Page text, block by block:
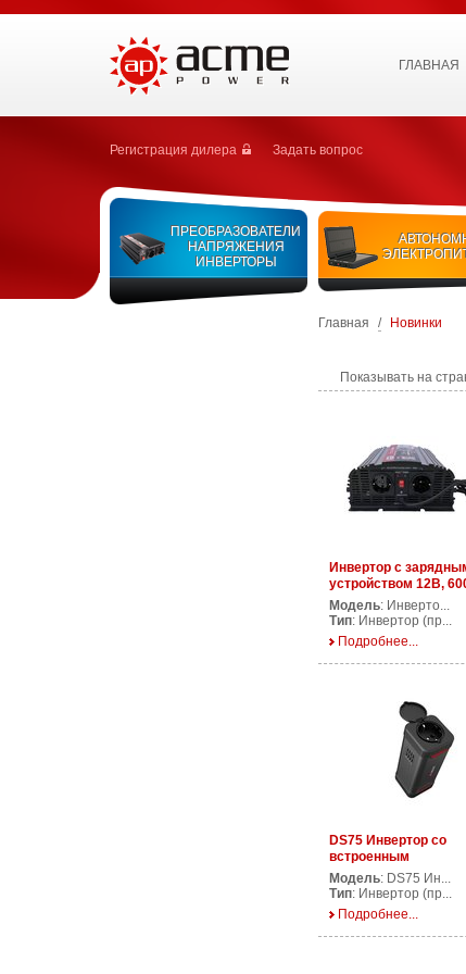
ГЛАВНАЯ
Регистрация дилера Задать вопрос
ПРЕОБРАЗОВАТЕЛИ
НАПРЯЖЕНИЯ
ИНВЕРТОРЫ
Главная / Новинки
Показывать на
Инвертор с
устройством 12В,
CPS600/12V
Модель: Инверто...
Тип: Инвертор (пр...
Подробнее...
DS75 Инвертор со
встроенным
аккумулятором
Модель: DS75 Ин...
Тип: Инвертор (пр...
Подробнее...